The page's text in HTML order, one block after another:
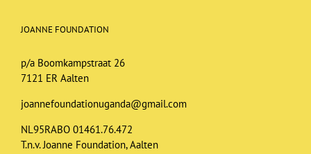
JOANNE FOUNDATION
p/a Boomkampstraat 26
7121 ER Aalten
joannefoundationuganda@gmail.com
NL95RABO 01461.76.472
T.n.v. Joanne Foundation, Aalten